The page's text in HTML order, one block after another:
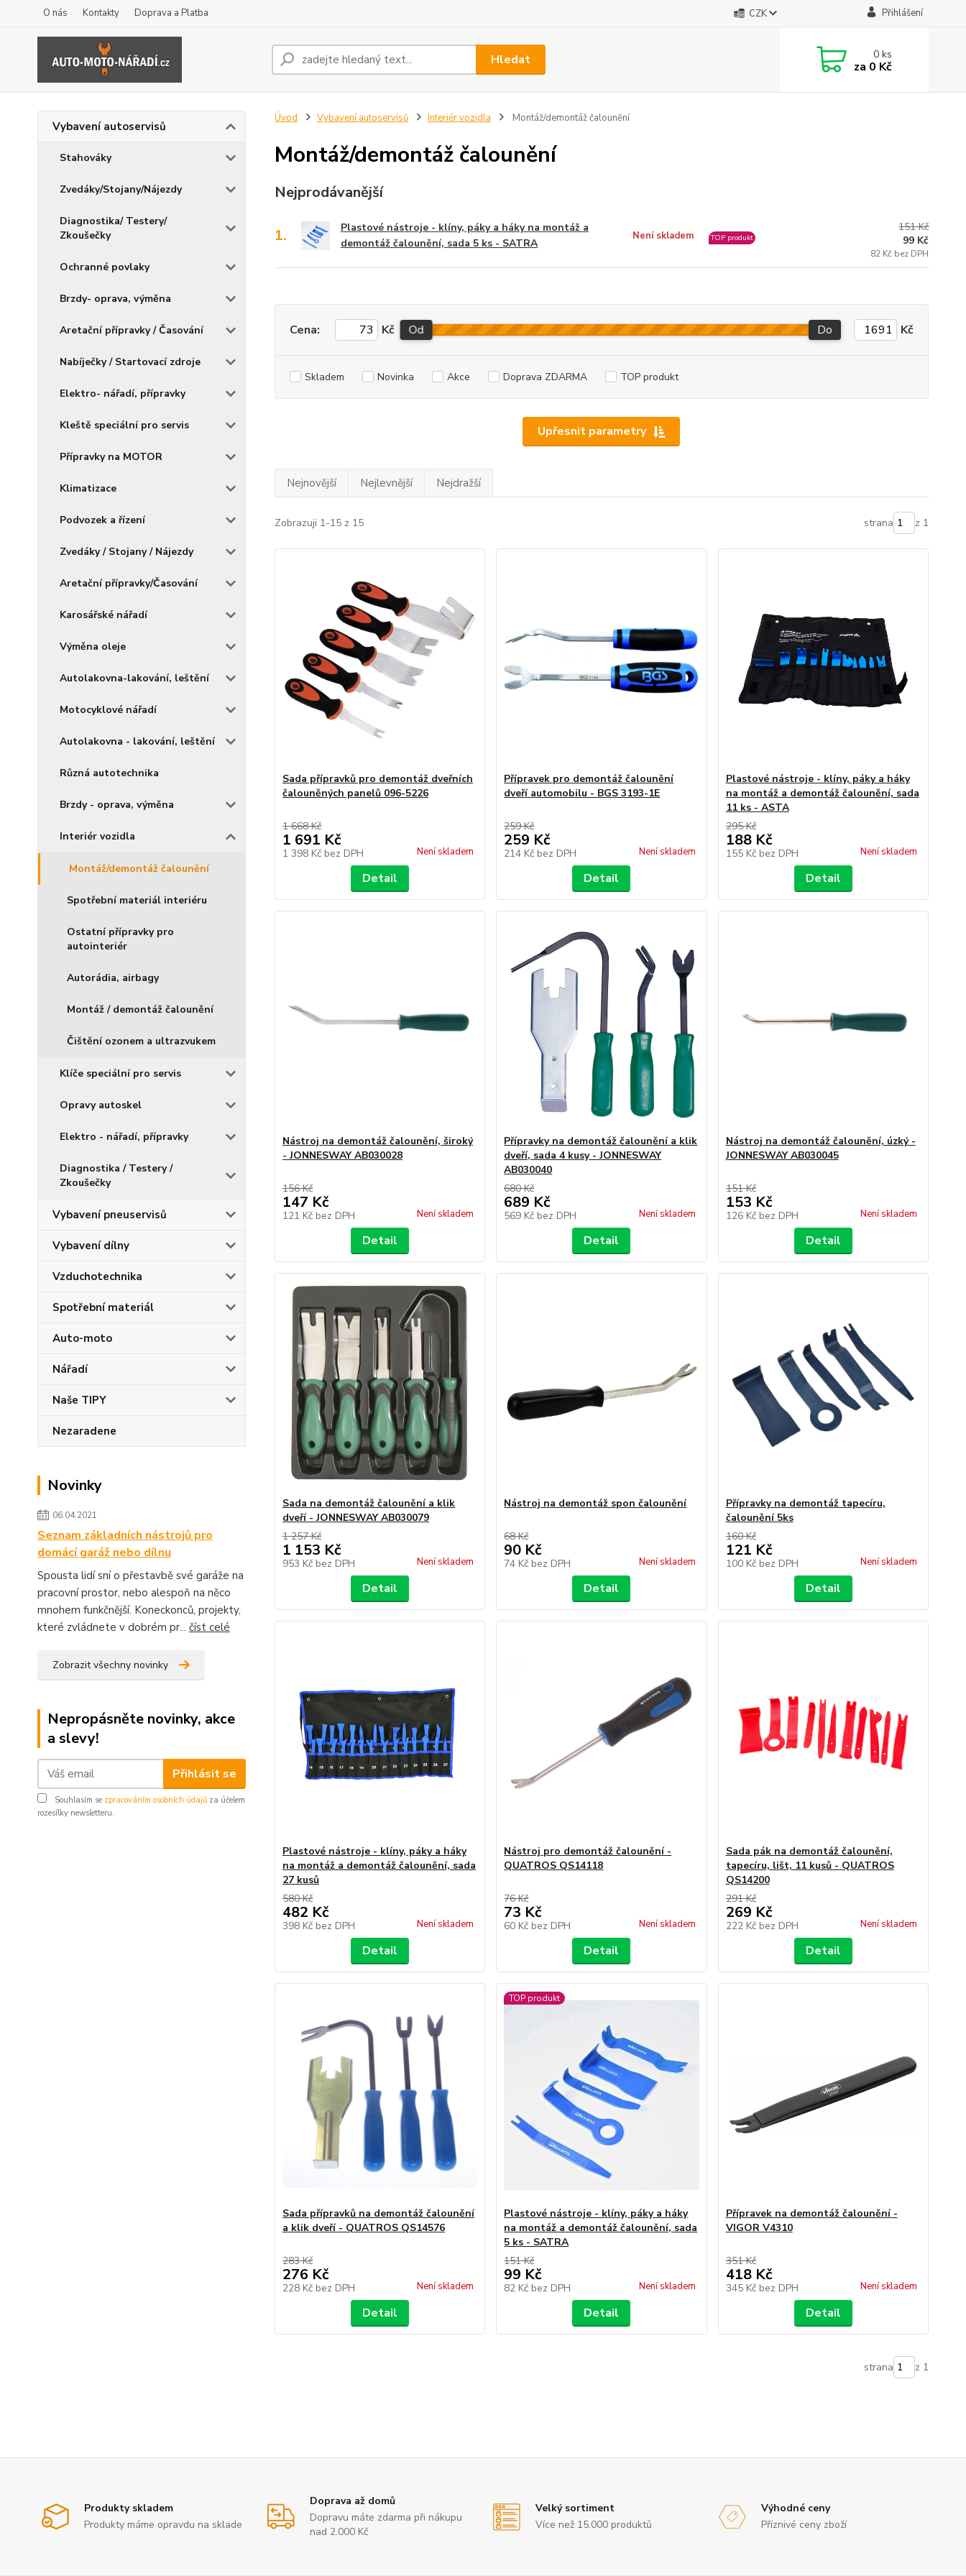
O nás Kontakty Doprava a Platba CZK Přihlášení
Hledat 0ks
za 0 Kč
Vybavení autoservisů
Stahováky
Zvedáky/Stojany/Nájezdy
Diagnostika/ Testery/
Zkoušečky
Ochranné povlaky
Brzdy- oprava, výměna
Aretační přípravky / Časování
Nabíječky / Startovací zdroje
Elektro- nářadí, přípravky
Kleště speciální pro servis
Přípravky na MOTOR
Klimatizace
Podvozek a řízení
Zvedáky / Stojany / Nájezdy
Aretační přípravky/Časování
Karosářské nářadí
Výměna oleje
Autolakovna-lakování, leštění
Motocyklové nářadí
Autolakovna - lakování, leštění
Různá autotechnika
Brzdy - oprava, výměna
Interiér vozidla
Montáž/demontáž čalounění
Spotřební materiál interiéru
Ostatní přípravky pro
autointeriér
Autorádia, airbagy
Montáž / demontáž čalounění
Čištění ozonem a ultrazvukem
Klíče speciální pro servis
Opravy autoskel
Elektro - nářadí, přípravky
Diagnostika / Testery /
Zkoušečky
Vybavení pneuservisů
Vybavení dílny
Vzduchotechnika
Spotřební materiál
Auto-moto
Nářadí
Naše TIPY
Nezaradene
Novinky
06.04.2021
Seznam základních nástrojů pro
domácí garáž nebo dílnu
Spousta lidí sní o přestavbě své garáže na
pracovní prostor, nebo alespoň na něco
mnohem funkčnější. Koneckonců, projekty,
které zvládnete v dobrém pr... číst celé
Zobrazit všechny novinky
Nepropásněte novinky, akce
a slevy!
Přihlásit se
Souhlasím se zpracováním osobních údajů za účelem
rozesílky newsletteru.
Úvod Vybavení autoservisů Interiér vozidla Montáž/demontáž čalounění
Montáž/demontáž čalounění
Nejprodávanější
1.
Plastové nástroje - klíny, páky a háky na montáž a
demontáž čalounění, sada 5 ks - SATRA
Není skladem TOP produkt
151 Kč
99 Kč
82 Kč bez DPH
Upřesnit parametry
Cena: Kč Od Do Kč
Skladem Novinka Akce Doprava ZDARMA TOP produkt
Nejnovější Nejlevnější Nejdražší
Zobrazuji 1-15 z 15 strana z 1
Sada přípravků pro demontáž dveřních
čalouněných panelů 096-5226
1 668 Kč
1 691 Kč
1 398 Kč bez DPH Není skladem
Detail
Přípravek pro demontáž čalounění
dveří automobilu - BGS 3193-1E
259 Kč
259 Kč
214 Kč bez DPH Není skladem
Detail
Plastové nástroje - klíny, páky a háky
na montáž a demontáž čalounění, sada
11 ks - ASTA
295 Kč
188 Kč
155 Kč bez DPH Není skladem
Detail
Nástroj na demontáž čalounění, široký
- JONNESWAY AB030028
156 Kč
147 Kč
121 Kč bez DPH Není skladem
Detail
Přípravky na demontáž čalounění a klik
dveří, sada 4 kusy - JONNESWAY
AB030040
680 Kč
689 Kč
569 Kč bez DPH Není skladem
Detail
Nástroj na demontáž čalounění, úzký -
JONNESWAY AB030045
151 Kč
153 Kč
126 Kč bez DPH Není skladem
Detail
Sada na demontáž čalounění a klik
dveří - JONNESWAY AB030079
1 257 Kč
1 153 Kč
953 Kč bez DPH Není skladem
Detail
Nástroj na demontáž spon čalounění
68 Kč
90 Kč
74 Kč bez DPH Není skladem
Detail
Přípravky na demontáž tapecíru,
čalounění 5ks
160 Kč
121 Kč
100 Kč bez DPH Není skladem
Detail
Plastové nástroje - klíny, páky a háky
na montáž a demontáž čalounění, sada
27 kusů
580 Kč
482 Kč
398 Kč bez DPH Není skladem
Detail
Nástroj pro demontáž čalounění -
QUATROS QS14118
76 Kč
73 Kč
60 Kč bez DPH Není skladem
Detail
Sada pák na demontáž čalounění,
tapecíru, lišt, 11 kusů - QUATROS
QS14200
291 Kč
269 Kč
222 Kč bez DPH Není skladem
Detail
Sada přípravků na demontáž čalounění
a klik dveří - QUATROS QS14576
283 Kč
276 Kč
228 Kč bez DPH Není skladem
Detail
TOP produkt
Plastové nástroje - klíny, páky a háky
na montáž a demontáž čalounění, sada
5 ks - SATRA
151 Kč
99 Kč
82 Kč bez DPH Není skladem
Detail
Přípravek na demontáž čalounění -
VIGOR V4310
351 Kč
418 Kč
345 Kč bez DPH Není skladem
Detail
strana z 1
Produkty skladem
Produkty máme opravdu na sklade
Doprava až domů
Dopravu máte zdarma při nákupu
nad 2.000 Kč
Velký sortiment
Více než 15.000 produktů
Výhodné ceny
Příznivé ceny zboží